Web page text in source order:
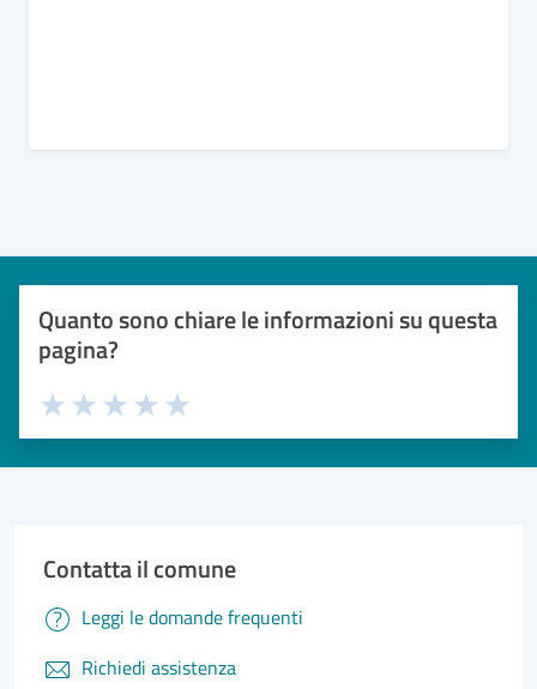
Quanto sono chiare le informazioni su questa
pagina?
Valuta 5 stelle su 5
Valuta 4 stelle su 5
Valuta 3 stelle su 5
Valuta 2 stelle su 5
Valuta 1 stelle su 5
Contatta il comune
Leggi le domande frequenti
Richiedi assistenza